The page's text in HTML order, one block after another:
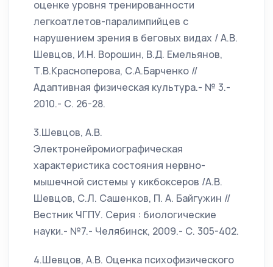
оценке уровня тренированности
легкоатлетов-паралимпийцев с
нарушением зрения в беговых видах / А.В.
Шевцов, И.Н. Ворошин, В.Д. Емельянов,
Т.В.Красноперова, С.А.Барченко //
Адаптивная физическая культура.- № 3.-
2010.- С. 26-28.
3.Шевцов, А.В.
Электронейромиографическая
характеристика состояния нервно-
мышечной системы у кикбоксеров /А.В.
Шевцов, С.Л. Сашенков, П. А. Байгужин //
Вестник ЧГПУ. Серия : биологические
науки.- №7.- Челябинск, 2009.- С. 305-402.
4.Шевцов, А.В. Оценка психофизического